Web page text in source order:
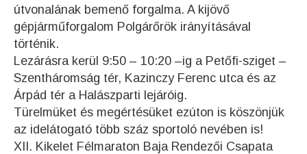
útvonalának bemenő forgalma. A kijövő
gépjárműforgalom Polgárőrök irányításával
történik.
Lezárásra kerül 9:50 – 10:20 –ig a Petőfi-sziget –
Szentháromság tér, Kazinczy Ferenc utca és az
Árpád tér a Halászparti lejáróig.
Türelmüket és megértésüket ezúton is köszönjük
az idelátogató több száz sportoló nevében is!
XII. Kikelet Félmaraton Baja Rendezői Csapata